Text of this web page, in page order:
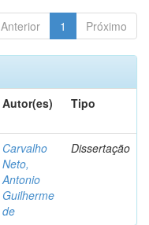
Anterior 1 Próximo
Autor(es) Tipo
Carvalho
Neto,
Antonio
Guilherme
de
Dissertação